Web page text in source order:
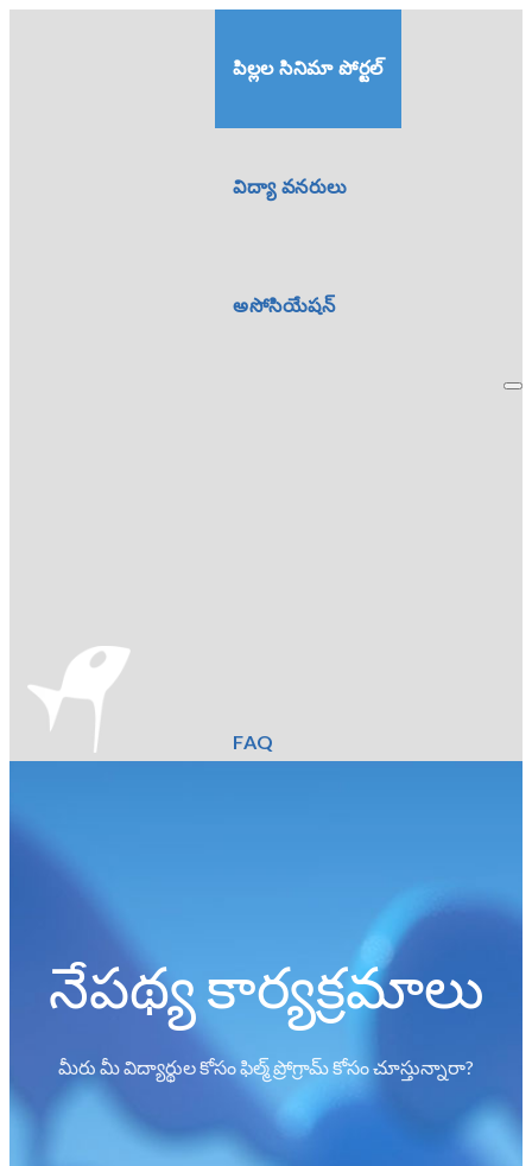
పిల్లల సినిమా పోర్టల్
విద్యా వనరులు
అసోసియేషన్
FAQ
నేపథ్య కార్యక్రమాలు
మీరు మీ విద్యార్థుల కోసం ఫిల్మ్ ప్రోగ్రామ్ కోసం చూస్తున్నారా?